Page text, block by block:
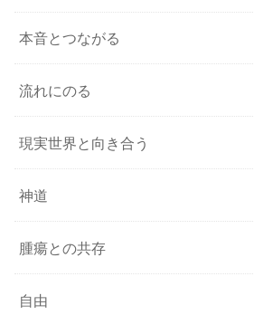
本音とつながる
流れにのる
現実世界と向き合う
神道
腫瘍との共存
自由